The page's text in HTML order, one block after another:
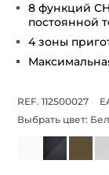
8 функций
постоянной
4 зоны
REF. 112500027
Выбрать цвет: